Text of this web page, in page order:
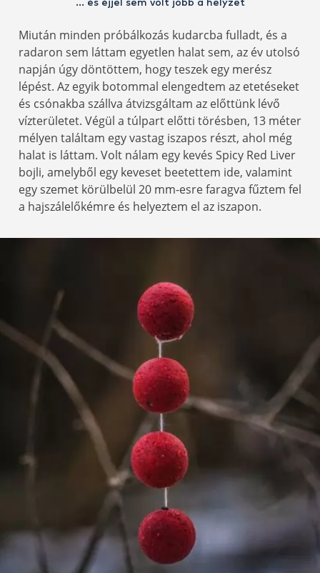
… és éjjel sem volt jobb a helyzet
Miután minden próbálkozás kudarcba fulladt, és a
radaron sem láttam egyetlen halat sem, az év utolsó
napján úgy döntöttem, hogy teszek egy merész
lépést. Az egyik botommal elengedtem az etetéseket
és csónakba szállva átvizsgáltam az előttünk lévő
vízterületet. Végül a túlpart előtti törésben, 13 méter
mélyen találtam egy vastag iszapos részt, ahol még
halat is láttam. Volt nálam egy kevés Spicy Red Liver
bojli, amelyből egy keveset beetettem ide, valamint
egy szemet körülbelül 20 mm-esre faragva fűztem fel
a hajszálelőkémre és helyeztem el az iszapon.